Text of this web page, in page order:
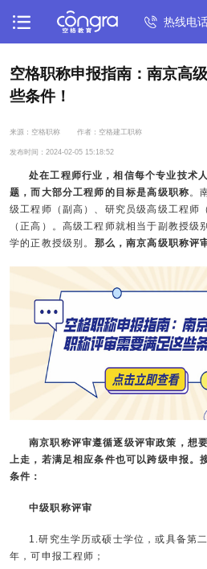
热线电
空格职称申报指南：南京高
些条件！
来源：空格职称 作者：空格建工职称
发布时间：2024-02-05 15:18:52
处在工程师行业，相信每个专业技术
题，而大部分工程师的目标是高级职称。
级工程师（副高）、研究员级高级工程师
（正高）。高级工程师就相当于副教授
学的正教授级别。 那么，南京高级职称评
南京职称评审遵循逐级评审政策，想
上走，若满足相应条件也可以跨级申报。
条件：
中级职称评审
1.研究生学历或硕士学位，或具备第
年，可申报工程师；